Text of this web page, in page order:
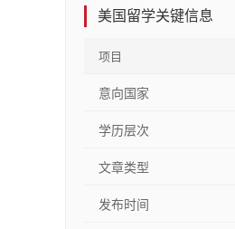
美国留学关键信息
项目
意向国家
学历层次
文章类型
发布时间